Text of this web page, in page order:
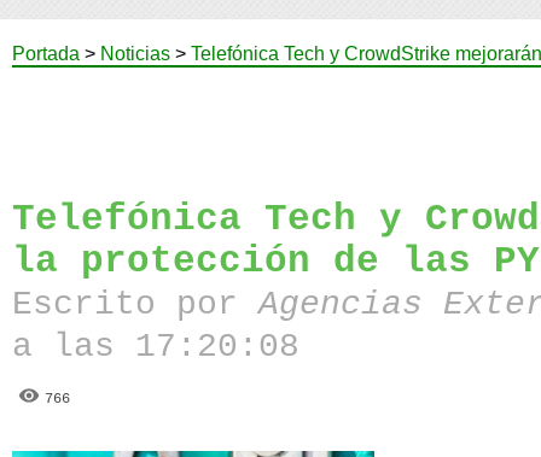
Portada > Noticias > Telefónica Tech y CrowdStrike
Telefónica Tech y
la protección de las
Escrito porAgencias
a las 17:20:08
766